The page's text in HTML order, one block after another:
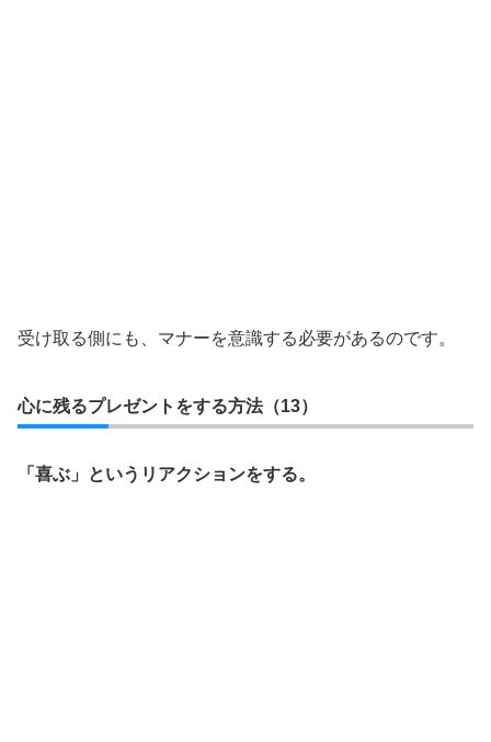
受け取る側にも、マナーを意識する必要があるのです。
心に残るプレゼントをする方法（13）
「喜ぶ」というリアクションをする。